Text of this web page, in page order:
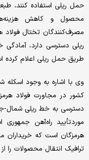
حمل ریلی استفاده کنند،
محصول و کاهش
مصرف‌کنندگان تختال فولاد
ریلی دسترسی دارد،
طریق حمل ریلی اعلام کرده
وی با اشاره به وجود اسکله
کشور در مجاورت فولاد
دسترسی به خط ریلی
موردتأیید راه‌آهن جمهوری
هرمزگان است که
ترافیک انتقال محصولات را